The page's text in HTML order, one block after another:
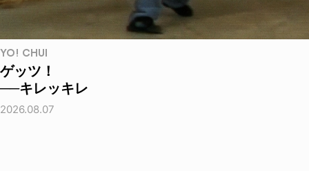
YO! CHUI
ゲッツ！
──キレッキレ
2026.08.07